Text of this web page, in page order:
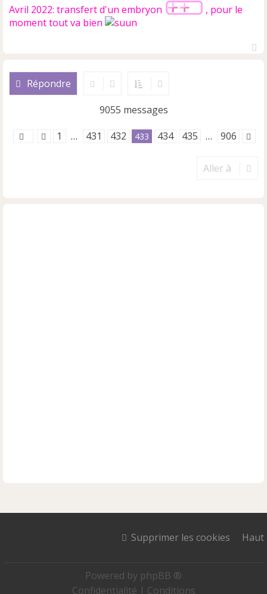
Avril 2022: transfert d'un embryon
, pour le
moment tout va bien
Répondre
9055 messages
1 … 431 432 433 434 435 … 906
Aller à
Haut
Supprimer les cookies
Powered by phpBB ®
Confidentialité | Conditions